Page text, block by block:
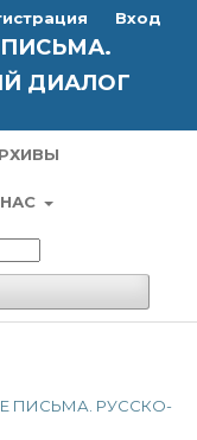
ДИАЛОГ
Вход
ПИСЬМА. РУССКО-